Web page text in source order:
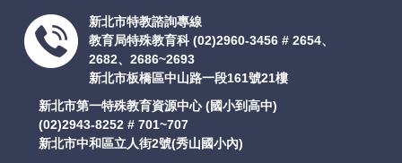
新北市特教諮詢專線
教育局特殊教育科 (02)2960-3456 # 2654、
2682、2686~2693
新北市板橋區中山路一段161號21樓
新北市第一特殊教育資源中心 (國小到高中)
(02)2943-8252 # 701~707
新北市中和區立人街2號(秀山國小內)